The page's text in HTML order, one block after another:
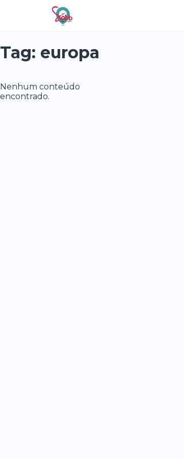
Nossos
Serviços
Viagens
Tag: europa
Nenhum conteúdo
encontrado.